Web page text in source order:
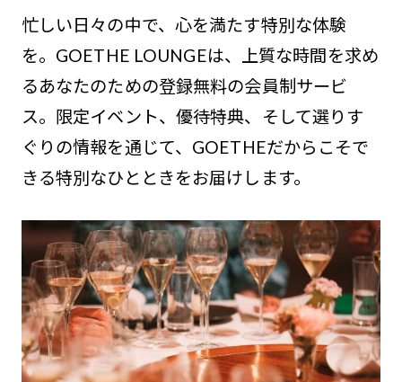
忙しい日々の中で、心を満たす特別な体験
を。GOETHE LOUNGEは、上質な時間を求め
るあなたのための登録無料の会員制サービ
ス。限定イベント、優待特典、そして選りす
ぐりの情報を通じて、GOETHEだからこそで
きる特別なひとときをお届けします。